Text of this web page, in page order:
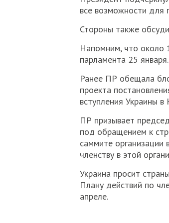
все возможности для
Стороны также
Напомним, что около
парламента 25 января.
Ранее ПР обещала
проекта
вступления Украины
ПР призывает
под обращением к
саммите организации
членству в этой
Украина просит
Плану действий по
апреле.